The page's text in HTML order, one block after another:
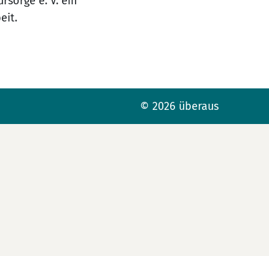
© 2026 überaus